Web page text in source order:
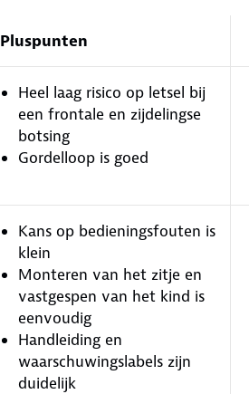
Pluspunten
Heel laag risico op letsel bij
een frontale en zijdelingse
botsing
Gordelloop is goed
Kans op bedieningsfouten is
klein
Monteren van het zitje en
vastgespen van het kind is
eenvoudig
Handleiding en
waarschuwingslabels zijn
duidelijk